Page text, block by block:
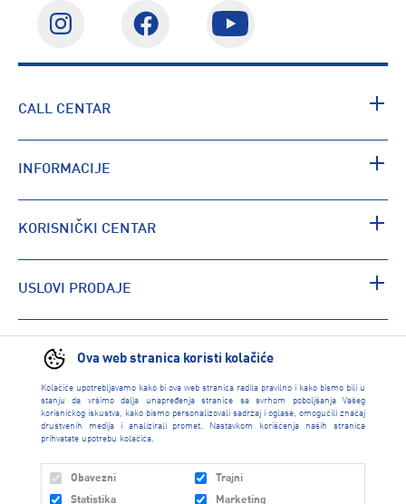
Ova web stranica koristi kolačiće
Kolačiće upotrebljavamo kako bi ova web stranica radila pravilno i kako bismo bili u
stanju da vršimo dalja unapređenja stranice sa svrhom poboljšanja Vašeg
korisničkog iskustva, kako bismo personalizovali sadržaj i oglase, omogućili značaj
društvenih medija i analizirali promet. Nastavkom korišćenja naših stranica
prihvatate upotrebu kolačića.
Obavezni
Trajni
Statistika
Marketing
CALL CENTAR
INFORMACIJE
KORISNIČKI CENTAR
USLOVI PRODAJE
PRONAĐI RADNJU